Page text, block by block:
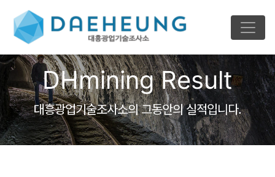
DHmining Result
대흥광업기술조사소의 그동안의 실적입니다.